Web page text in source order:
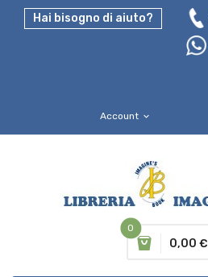
Hai bisogno di aiuto?
Account expand_more
0
0,00 €